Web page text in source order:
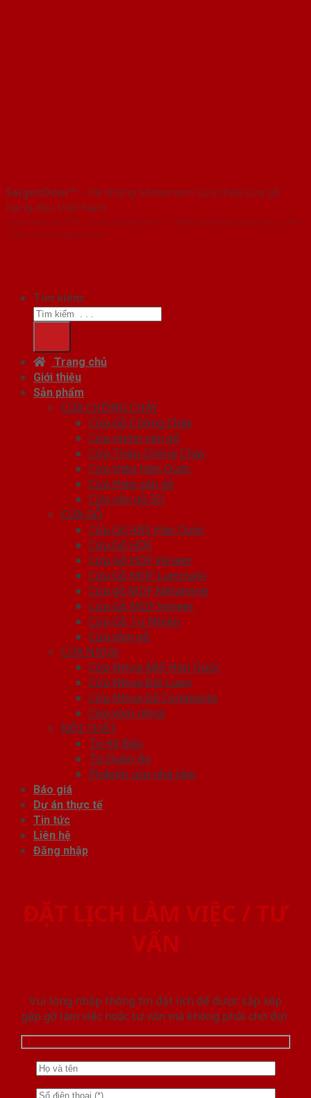
SaigonDoor™ - Hệ thống Showroom cửa thép cửa gỗ
hàng đầu Việt Nam
Copyright ⓒ 2016 – 2026 SaigonDoor™ - www.cuathepcuago.com | Đơn
vị chủ quản SaigonDoor
Tìm kiếm:
Trang chủ
Giới thiệu
Sản phẩm
CỬA CHỐNG CHÁY
Cửa Gỗ Chống Cháy
Cửa nhôm vân gỗ
Cửa Thép Chống Cháy
Cửa thép Hàn Quốc
Cửa thép vân gỗ
Cửa vân gỗ 5D
CỬA GỖ
Cửa Gỗ ABS Hàn Quốc
Cửa Gỗ HDF
Cửa Gỗ HDF Veneer
Cửa Gỗ MDF Laminate
Cửa gỗ MDF Melamine
Cửa Gỗ MDF Veneer
Cửa Gỗ Tự Nhiên
Cửa vòm gỗ
CỬA NHỰA
Cửa Nhựa ABS Hàn Quốc
Cửa Nhựa Đài Loan
Cửa Nhựa Gỗ Composite
Cửa vòm nhựa
NỘI THẤT
Tủ Kệ Bếp
Tủ Quần Áo
Phụ kiện cửa nhà tắm
Báo giá
Dự án thực tế
Tin tức
Liên hệ
Đăng nhập
ĐẶT LỊCH LÀM VIỆC / TƯ
VẤN
Vui lòng nhập thông tin đặt lịch để được sắp xếp
gặp gỡ làm việc hoăc tư vấn mà không phải chờ đợi.